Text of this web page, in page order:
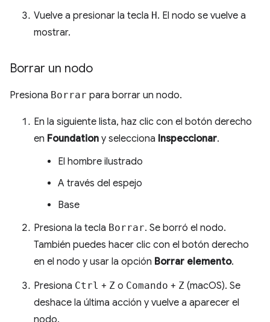
Vuelve a presionar la tecla H. El nodo se vuelve a
mostrar.
Borrar un nodo
Presiona Borrar para borrar un nodo.
En la siguiente lista, haz clic con el botón derecho
en Foundation y selecciona Inspeccionar.
El hombre ilustrado
A través del espejo
Base
Presiona la tecla Borrar. Se borró el nodo.
También puedes hacer clic con el botón derecho
en el nodo y usar la opción Borrar elemento.
Presiona Ctrl + Z o Comando + Z (macOS). Se
deshace la última acción y vuelve a aparecer el
nodo.